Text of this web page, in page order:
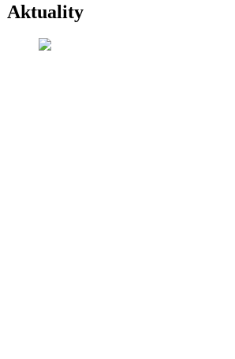
Aktuality